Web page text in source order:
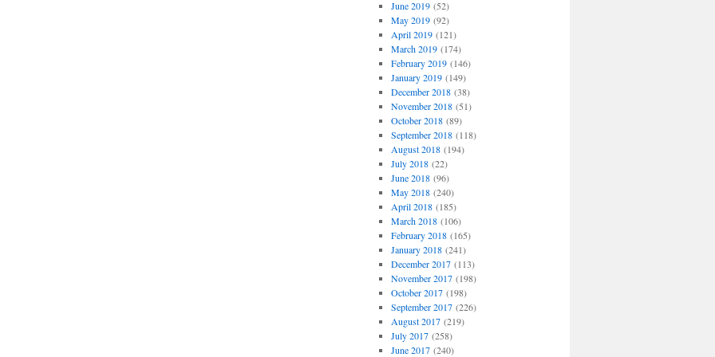
June 2019(52)
May 2019(92)
April 2019(121)
March 2019(174)
February 2019(146)
January 2019(149)
December 2018(38)
November 2018(51)
October 2018(89)
September 2018(118)
August 2018(194)
July 2018(22)
June 2018(96)
May 2018(240)
April 2018(185)
March 2018(106)
February 2018(165)
January 2018(241)
December 2017(113)
November 2017(198)
October 2017(198)
September 2017(226)
August 2017(219)
July 2017(258)
June 2017(240)